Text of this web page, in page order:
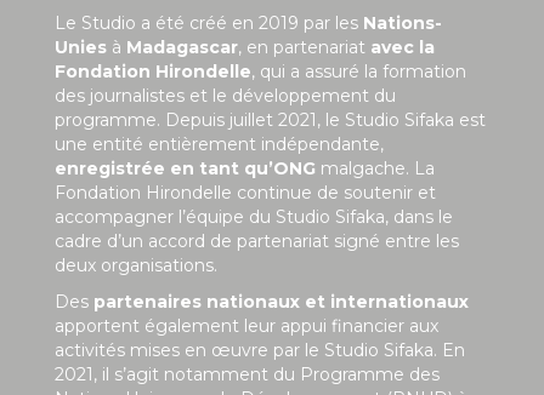
Le Studio a été créé en 2019 par les Nations-
Unies à Madagascar, en partenariat avec la
Fondation Hirondelle, qui a assuré la formation
des journalistes et le développement du
programme. Depuis juillet 2021, le Studio Sifaka est
une entité entièrement indépendante,
enregistrée en tant qu’ONG malgache. La
Fondation Hirondelle continue de soutenir et
accompagner l’équipe du Studio Sifaka, dans le
cadre d’un accord de partenariat signé entre les
deux organisations.
Des partenaires nationaux et internationaux
apportent également leur appui financier aux
activités mises en œuvre par le Studio Sifaka. En
2021, il s’agit notamment du Programme des